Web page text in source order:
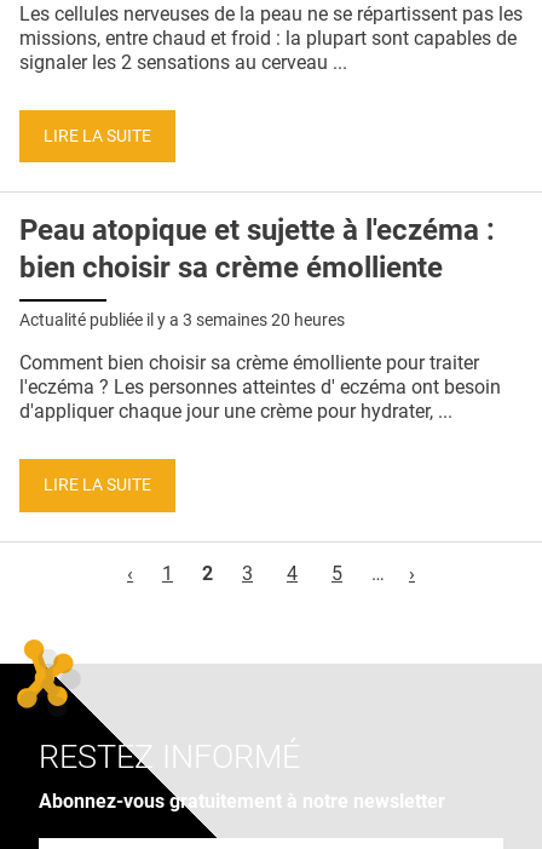
Les cellules nerveuses de la peau ne se répartissent pas les
missions, entre chaud et froid : la plupart sont capables de
signaler les 2 sensations au cerveau ...
LIRE LA SUITE
Peau atopique et sujette à l'eczéma :
bien choisir sa crème émolliente
Actualité publiée il y a 3 semaines 20 heures
Comment bien choisir sa crème émolliente pour traiter
l'eczéma ? Les personnes atteintes d' eczéma ont besoin
d'appliquer chaque jour une crème pour hydrater, ...
LIRE LA SUITE
‹
1 2 3 4 5 … ›
RESTEZ INFORMÉ
Abonnez-vous gratuitement à notre newsletter